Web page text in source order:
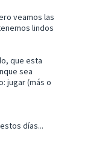
veamos las
lindos
que esta
sea
jugar (más o
días...